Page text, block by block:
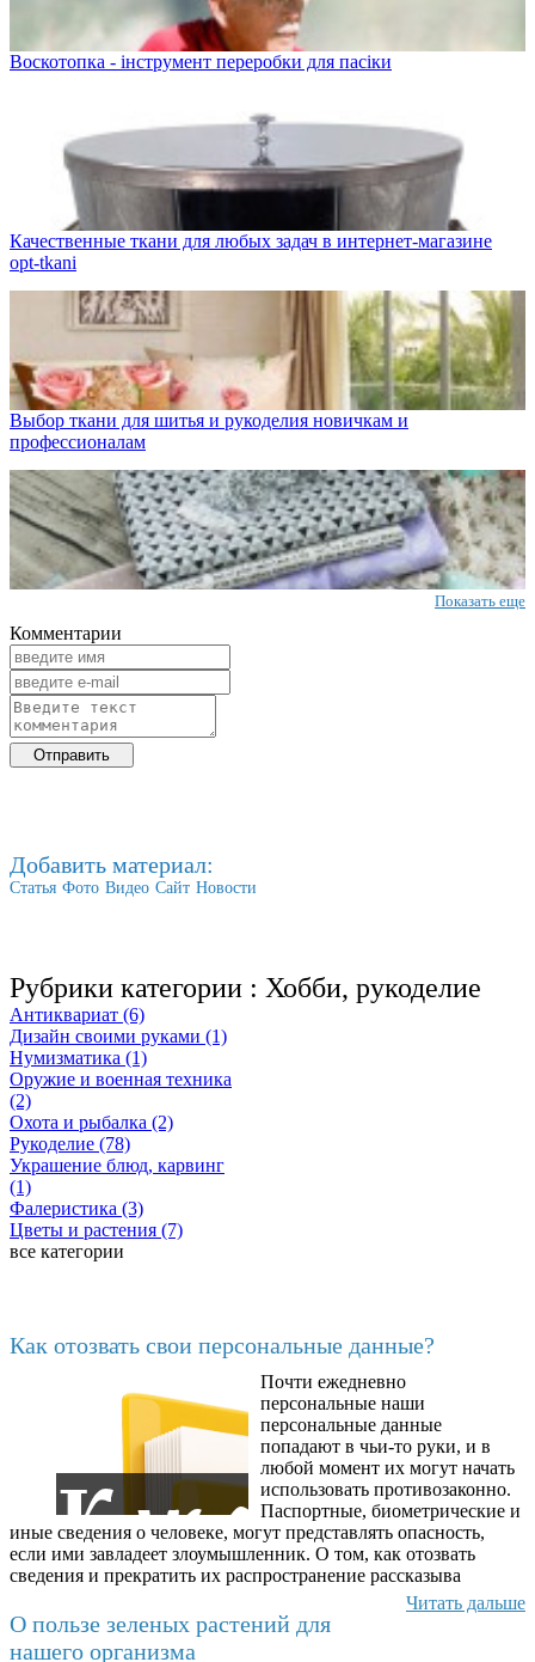
Воскотопка - інструмент переробки для пасіки
Качественные ткани для любых задач в интернет-магазине
opt-tkani
Выбор ткани для шитья и рукоделия новичкам и
профессионалам
Показать еще
Комментарии
Добавить материал:
Статья Фото Видео Сайт Новости
Рубрики категории : Хобби, рукоделие
Антиквариат (6)
Дизайн своими руками (1)
Нумизматика (1)
Оружие и военная техника
(2)
Охота и рыбалка (2)
Рукоделие (78)
Украшение блюд, карвинг
(1)
Фалеристика (3)
Цветы и растения (7)
все категории
Как отозвать свои персональные данные?
Почти ежедневно
персональные наши
персональные данные
попадают в чьи-то руки, и в
любой момент их могут начать
использовать противозаконно.
Паспортные, биометрические и
иные сведения о человеке, могут представлять опасность,
если ими завладеет злоумышленник. О том, как отозвать
сведения и прекратить их распространение рассказыва
Читать дальше
О пользе зеленых растений для
нашего организма